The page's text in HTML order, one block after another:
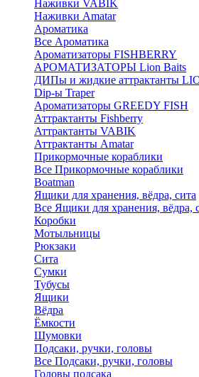
Наживки VABIK
Наживки Amatar
Ароматика
Все Ароматика
Ароматизаторы FISHBERRY
АРОМАТИЗАТОРЫ Lion Baits
ДИПы и жидкие аттрактанты
Dip-ы Traper
Ароматизаторы GREEDY FISH
Аттрактанты Fishberry
Аттрактанты VABIK
Аттрактанты Amatar
Прикормочные кораблики
Все Прикормочные кораблики
Boatman
Ящики для хранения, вёдра, сита
Все Ящики для хранения, вёдра,
Коробки
Мотыльницы
Рюкзаки
Сита
Сумки
Тубусы
Ящики
Вёдра
Ёмкости
Шумовки
Подсаки, ручки, головы
Все Подсаки, ручки, головы
Головы подсака